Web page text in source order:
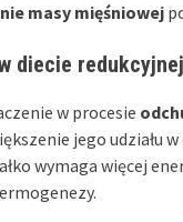
masy mięśniowej
diecie
w procesie
jego udziału w
wymaga więcej